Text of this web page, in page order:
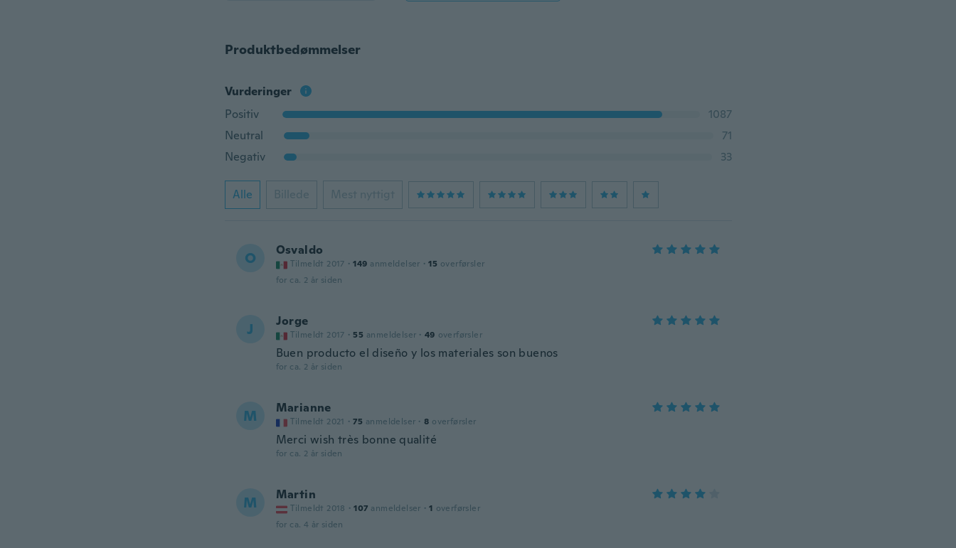
Produktbedømmelser
Vurderinger
Positiv
1087
Neutral
71
Negativ
33
Alle Billede Mest nyttigt
O Osvaldo
Tilmeldt 2017 · 149 anmeldelser · 15 overførsler
for ca. 2 år siden
J Jorge
Tilmeldt 2017 · 55 anmeldelser · 49 overførsler
Buen producto el diseño y los materiales son buenos
for ca. 2 år siden
M Marianne
Tilmeldt 2021 · 75 anmeldelser · 8 overførsler
Merci wish très bonne qualité
for ca. 2 år siden
M Martin
Tilmeldt 2018 · 107 anmeldelser · 1 overførsler
for ca. 4 år siden